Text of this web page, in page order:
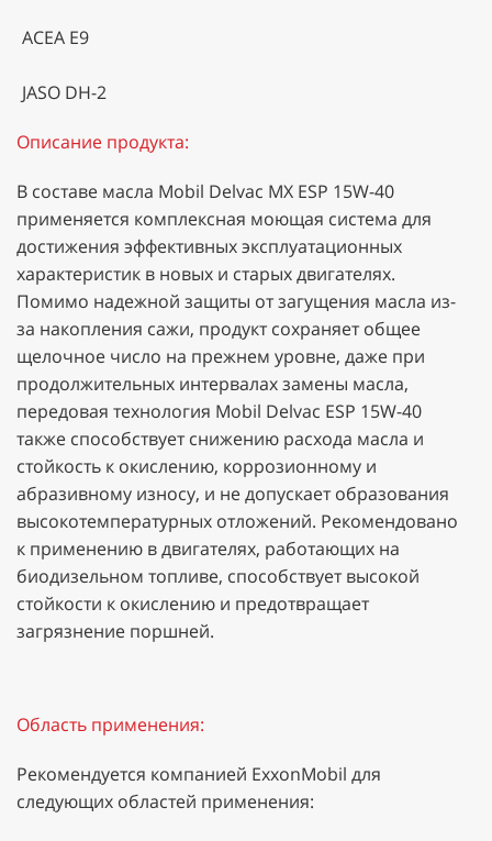
ACEA E9
JASO DH-2
Описание продукта:
В составе масла Mobil Delvac MX ESP 15W-40
применяется комплексная моющая система для
достижения эффективных эксплуатационных
характеристик в новых и старых двигателях.
Помимо надежной защиты от загущения масла из-
за накопления сажи, продукт сохраняет общее
щелочное число на прежнем уровне, даже при
продолжительных интервалах замены масла,
передовая технология Mobil Delvac ESP 15W-40
также способствует снижению расхода масла и
стойкость к окислению, коррозионному и
абразивному износу, и не допускает образования
высокотемпературных отложений. Рекомендовано
к применению в двигателях, работающих на
биодизельном топливе, способствует высокой
стойкости к окислению и предотвращает
загрязнение поршней.
Область применения:
Рекомендуется компанией ExxonMobil для
следующих областей применения: